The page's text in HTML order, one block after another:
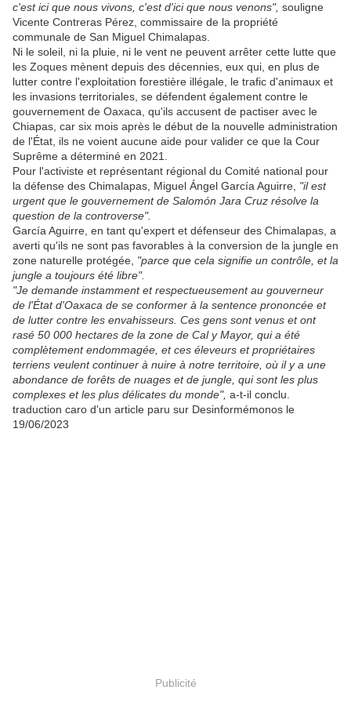
c'est ici que nous vivons, c'est d'ici que nous venons", souligne
Vicente Contreras Pérez, commissaire de la propriété
communale de San Miguel Chimalapas.
Ni le soleil, ni la pluie, ni le vent ne peuvent arrêter cette lutte que
les Zoques mènent depuis des décennies, eux qui, en plus de
lutter contre l'exploitation forestière illégale, le trafic d'animaux et
les invasions territoriales, se défendent également contre le
gouvernement de Oaxaca, qu'ils accusent de pactiser avec le
Chiapas, car six mois après le début de la nouvelle administration
de l'État, ils ne voient aucune aide pour valider ce que la Cour
Suprême a déterminé en 2021.
Pour l'activiste et représentant régional du Comité national pour
la défense des Chimalapas, Miguel Ángel García Aguirre, "il est
urgent que le gouvernement de Salomón Jara Cruz résolve la
question de la controverse".
García Aguirre, en tant qu'expert et défenseur des Chimalapas, a
averti qu'ils ne sont pas favorables à la conversion de la jungle en
zone naturelle protégée, "parce que cela signifie un contrôle, et la
jungle a toujours été libre".
"Je demande instamment et respectueusement au gouverneur
de l'État d'Oaxaca de se conformer à la sentence prononcée et
de lutter contre les envahisseurs. Ces gens sont venus et ont
rasé 50 000 hectares de la zone de Cal y Mayor, qui a été
complètement endommagée, et ces éleveurs et propriétaires
terriens veulent continuer à nuire à notre territoire, où il y a une
abondance de forêts de nuages et de jungle, qui sont les plus
complexes et les plus délicates du monde", a-t-il conclu.
traduction caro d'un article paru sur Desinformémonos le
19/06/2023
Publicité